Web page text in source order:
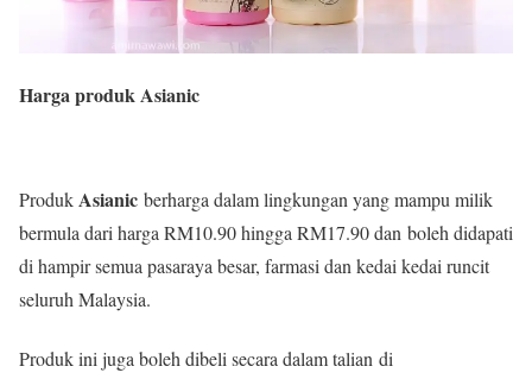
Harga produk Asianic
ProdukAsianic berharga dalam lingkungan yang mampu milik
bermula dari harga RM10.90 hingga RM17.90 dan boleh didapati
di hampir semua pasaraya besar, farmasi dan kedai kedai runcit
seluruh Malaysia.
Produk ini juga boleh dibeli secara dalam talian di